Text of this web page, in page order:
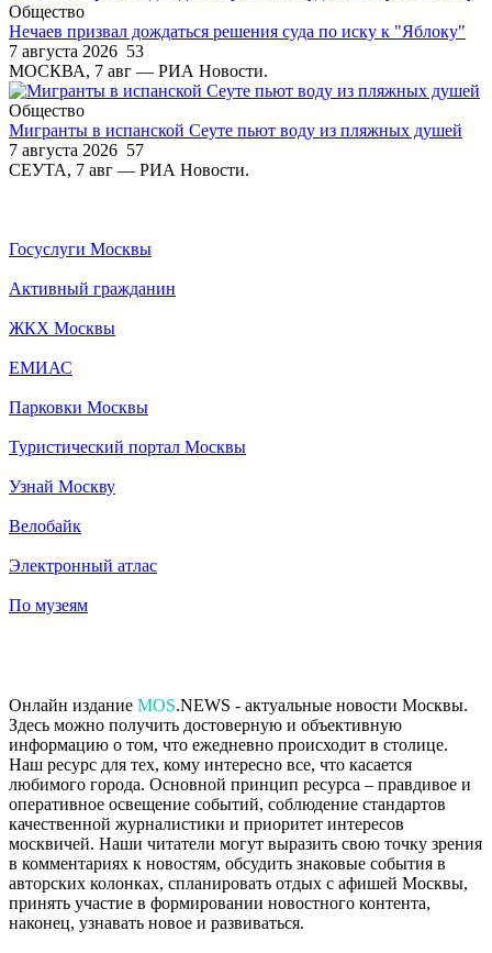
Общество
Нечаев призвал дождаться решения суда по иску к "Яблоку"
7 августа 2026 53
МОСКВА, 7 авг — РИА Новости.
Общество
Мигранты в испанской Сеуте пьют воду из пляжных душей
7 августа 2026 57
СЕУТА, 7 авг — РИА Новости.
Госуслуги Москвы
Активный гражданин
ЖКХ Москвы
ЕМИАС
Парковки Москвы
Туристический портал Москвы
Узнай Москву
Велобайк
Электронный атлас
По музеям
Онлайн издание MOS.NEWS - актуальные новости Москвы.
Здесь можно получить достоверную и объективную
информацию о том, что ежедневно происходит в столице.
Наш ресурс для тех, кому интересно все, что касается
любимого города. Основной принцип ресурса – правдивое и
оперативное освещение событий, соблюдение стандартов
качественной журналистики и приоритет интересов
москвичей. Наши читатели могут выразить свою точку зрения
в комментариях к новостям, обсудить знаковые события в
авторских колонках, спланировать отдых с афишей Москвы,
принять участие в формировании новостного контента,
наконец, узнавать новое и развиваться.